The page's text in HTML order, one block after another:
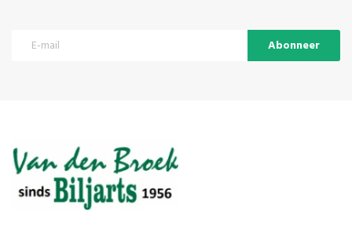
Abonneer